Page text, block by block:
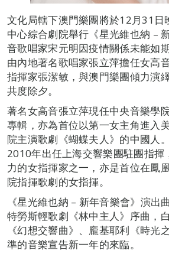
文化局轄下澳門樂團將於12月31日
中心綜合劇院舉行《星光維也納 –
音歌唱家宋元明因疫情關係未能如
由內地著名歌唱家張立萍擔任女高
指揮家張潔敏，與澳門樂團傾力演
共度除夕。
著名女高音張立萍現任中央音樂學
專輯，亦為首位以第一女主角進入
院主演歌劇《蝴蝶夫人》的中國人
2010年出任上海交響樂團駐團指揮
力的女指揮家之一，亦是首位在鳳
院指揮歌劇的女指揮。
《星光維也納 – 新年音樂會》演出
特勞斯輕歌劇《林中主人》序曲，
《幻想交響曲》、龐基耶利《時光
準的音樂宣告新一年的來臨。